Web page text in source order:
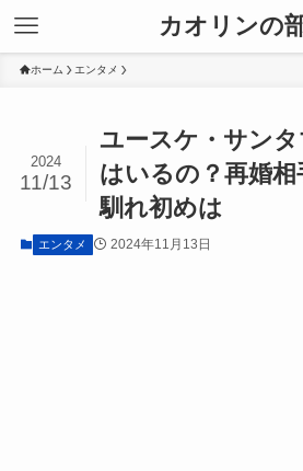
カオリンの
ホーム エンタメ
ユースケ・サン
はいるの？再婚
馴れ初めは
2024
11/13
エンタメ 2024年11月13日